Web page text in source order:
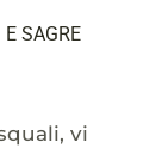
E SAGRE
vi